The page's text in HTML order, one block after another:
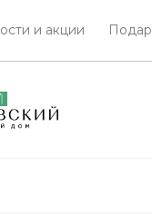
и акции